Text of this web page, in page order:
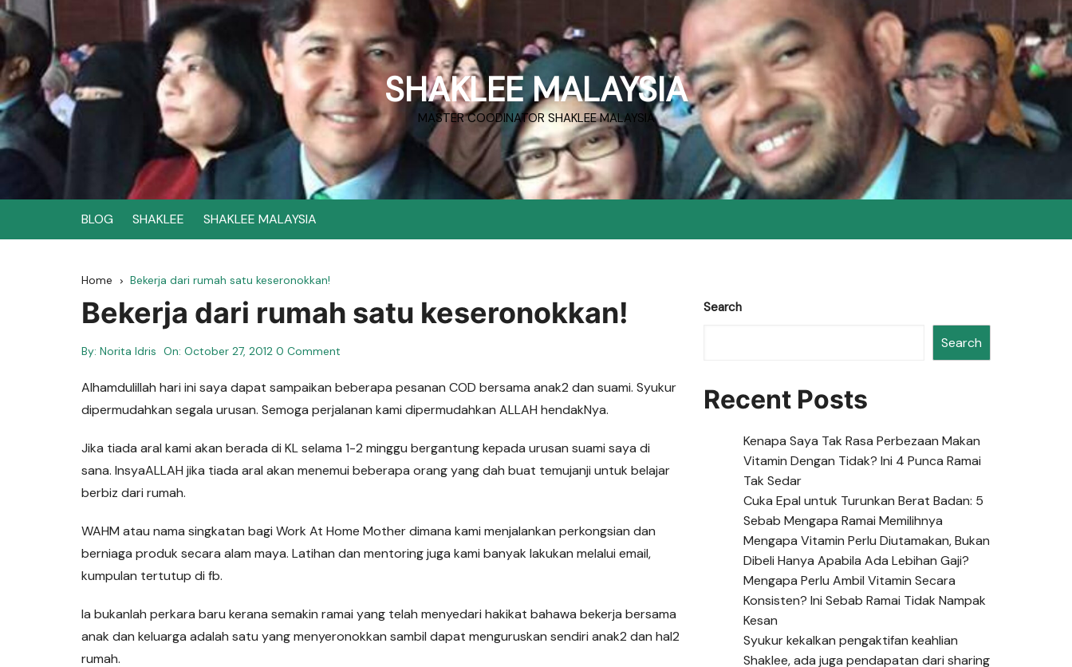
Skip
to
SHAKLEE MALAYSIA
MASTER COODINATOR SHAKLEE MALAYSIA
BLOG SHAKLEE SHAKLEE MALAYSIA
Home Bekerja dari rumah satu keseronokkan!
Bekerja dari rumah satu keseronokkan!
By: Norita Idris On: October 27, 2012 0 Comment
Alhamdulillah hari ini saya dapat sampaikan beberapa pesanan COD bersama anak2 dan suami. Syukur
dipermudahkan segala urusan. Semoga perjalanan kami dipermudahkan ALLAH hendakNya.
Jika tiada aral kami akan berada di KL selama 1-2 minggu bergantung kepada urusan suami saya di
sana. InsyaALLAH jika tiada aral akan menemui beberapa orang yang dah buat temujanji untuk belajar
berbiz dari rumah.
WAHM atau nama singkatan bagi Work At Home Mother dimana kami menjalankan perkongsian dan
berniaga produk secara alam maya. Latihan dan mentoring juga kami banyak lakukan melalui email,
kumpulan tertutup di fb.
Ia bukanlah perkara baru kerana semakin ramai yang telah menyedari hakikat bahawa bekerja bersama
anak dan keluarga adalah satu yang menyeronokkan sambil dapat menguruskan sendiri anak2 dan hal2
rumah.
Search
Search
Recent Posts
Kenapa Saya Tak Rasa Perbezaan Makan
Vitamin Dengan Tidak? Ini 4 Punca Ramai
Tak Sedar
Cuka Epal untuk Turunkan Berat Badan: 5
Sebab Mengapa Ramai Memilihnya
Mengapa Vitamin Perlu Diutamakan, Bukan
Dibeli Hanya Apabila Ada Lebihan Gaji?
Mengapa Perlu Ambil Vitamin Secara
Konsisten? Ini Sebab Ramai Tidak Nampak
Kesan
Syukur kekalkan pengaktifan keahlian
Shaklee, ada juga pendapatan dari sharing